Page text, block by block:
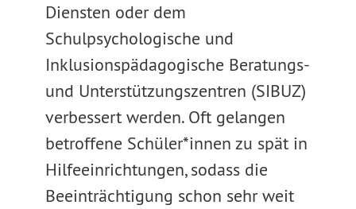
Diensten oder dem
Schulpsychologische und
Inklusionspädagogische Beratungs-
und Unterstützungszentren (SIBUZ)
verbessert werden. Oft gelangen
betroffene Schüler*innen zu spät in
Hilfeeinrichtungen, sodass die
Beeinträchtigung schon sehr weit